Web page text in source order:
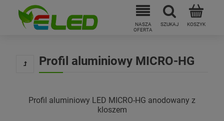
Profil aluminiowy MICRO-HG
Profil aluminiowy LED MICRO-HG anodowany z
kloszem